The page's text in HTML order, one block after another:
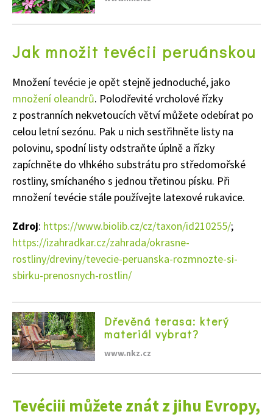
Naše krásná zahrada
65 Kč
Objednat >
Naše krásná zahrada Speciál
Jak množit tevécii peruánskou
Množení tevécie je opět stejně jednoduché, jako
množení oleandrů. Polodřevité vrcholové řízky
z postranních nekvetoucích větví můžete odebírat po
celou letní sezónu. Pak u nich sestřihněte listy na
polovinu, spodní listy odstraňte úplně a řízky
zapíchněte do vlhkého substrátu pro středomořské
rostliny, smíchaného s jednou třetinou písku. Při
množení tevécie stále používejte latexové rukavice.
Zdroj: https://www.biolib.cz/cz/taxon/id210255/;
https://izahradkar.cz/zahrada/okrasne-
rostliny/dreviny/tevecie-peruanska-rozmnozte-si-
sbirku-prenosnych-rostlin/
Dřevěná terasa: který
materiál vybrat?
www.nkz.cz
Tevéciii můžete znát z jihu Evropy,